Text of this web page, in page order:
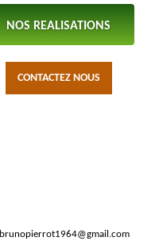
NOS REALISATIONS
CONTACTEZ NOUS
brunopierrot1964@gmail.com